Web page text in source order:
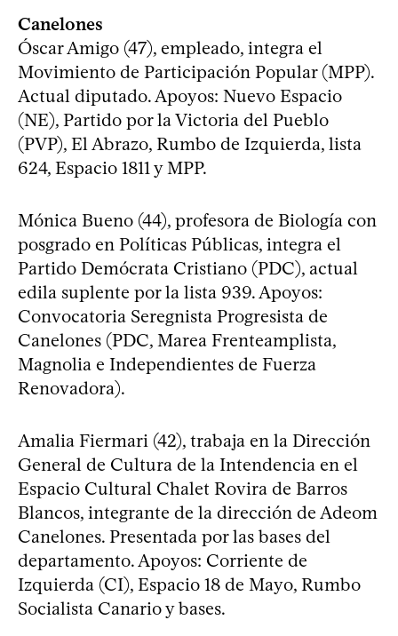
Canelones
Óscar Amigo (47), empleado, integra el
Movimiento de Participación Popular (MPP).
Actual diputado. Apoyos: Nuevo Espacio
(NE), Partido por la Victoria del Pueblo
(PVP), El Abrazo, Rumbo de Izquierda, lista
624, Espacio 1811 y MPP.
Mónica Bueno (44), profesora de Biología con
posgrado en Políticas Públicas, integra el
Partido Demócrata Cristiano (PDC), actual
edila suplente por la lista 939. Apoyos:
Convocatoria Seregnista Progresista de
Canelones (PDC, Marea Frenteamplista,
Magnolia e Independientes de Fuerza
Renovadora).
Amalia Fiermari (42), trabaja en la Dirección
General de Cultura de la Intendencia en el
Espacio Cultural Chalet Rovira de Barros
Blancos, integrante de la dirección de Adeom
Canelones. Presentada por las bases del
departamento. Apoyos: Corriente de
Izquierda (CI), Espacio 18 de Mayo, Rumbo
Socialista Canario y bases.